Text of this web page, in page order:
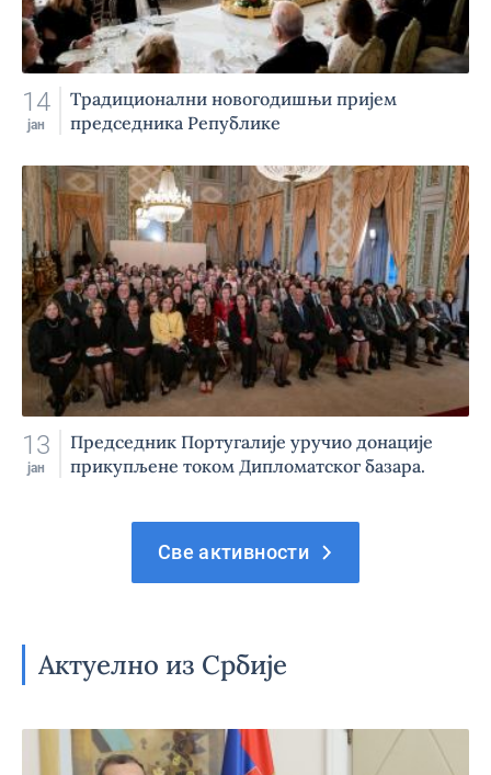
14
јан
Tрадиционални новогодишњи пријем
председника Републике
13
јан
Председник Португалије уручио донације
прикупљене током Дипломатског базара.
Све активности
Актуелно из Србије